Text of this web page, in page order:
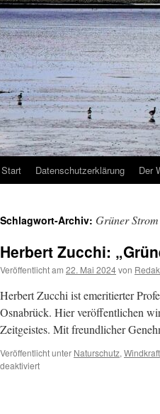
Start Datenschutzerklärung Der
Schlagwort-Archiv: Grüner Strom
Herbert Zucchi:
Veröffentlicht am 22. Mai 2024von
Herbert Zucchi ist emeritierter
Osnabrück. Hier veröffentlichen
Zeitgeistes. Mit freundlicher
Veröffentlicht unter Naturschutz, Windkraft
deaktiviertfür